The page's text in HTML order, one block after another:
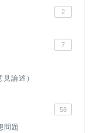
2
7
論述）
58
問題